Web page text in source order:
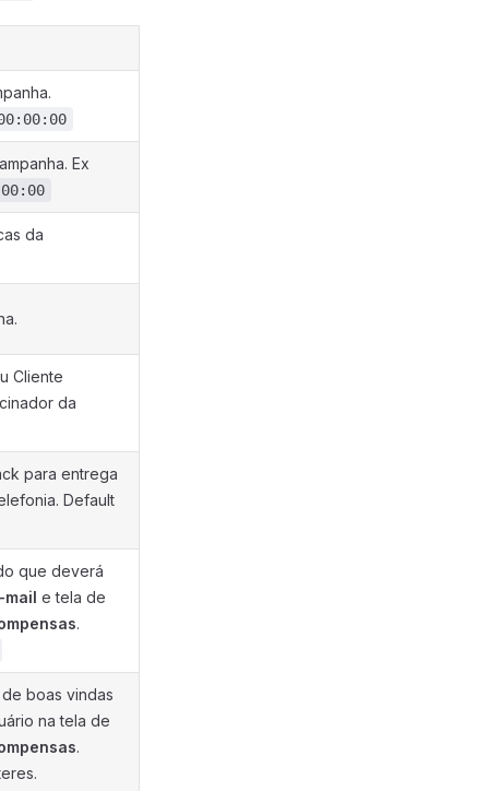
Ex
da
Cliente
da
para entrega
Default
que deverá
mail e tela de
.
boas vindas
na tela de
.